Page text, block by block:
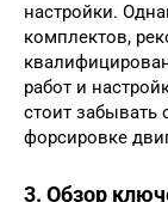
настройки.
комплектов,
работ и
стоит забывать
форсировке
3. Обзор